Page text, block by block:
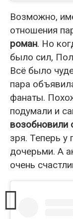
Возможно,
отношения
роман. Но
было сил,
Всё было
пара
фанаты.
подумали и
возобновили
зря. Теперь у
дочерьми. А
очень